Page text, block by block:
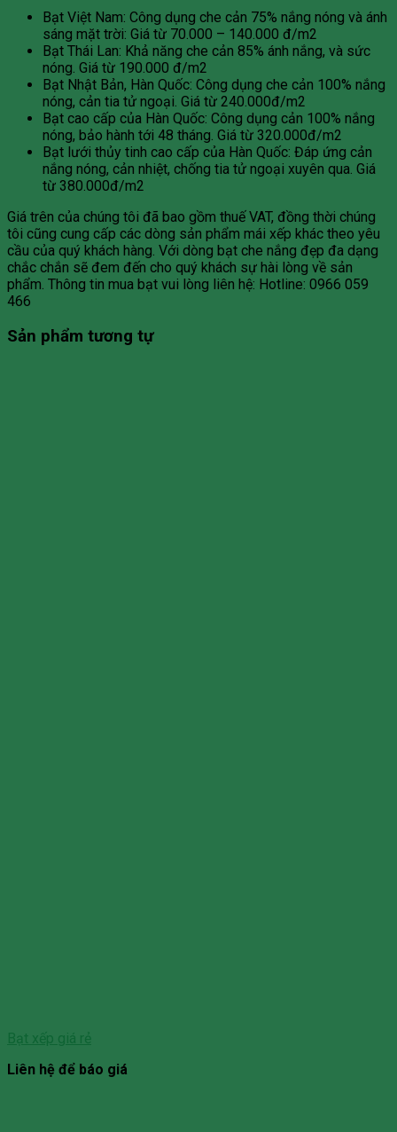
Bạt Việt Nam: Công dụng che cản 75% nắng nóng và ánh
sáng mặt trời: Giá từ 70.000 – 140.000 đ/m2
Bạt Thái Lan: Khả năng che cản 85% ánh nắng, và sức
nóng. Giá từ 190.000 đ/m2
Bạt Nhật Bản, Hàn Quốc: Công dụng che cản 100% nắng
nóng, cản tia tử ngoại. Giá từ 240.000đ/m2
Bạt cao cấp của Hàn Quốc: Công dụng cản 100% nắng
nóng, bảo hành tới 48 tháng. Giá từ 320.000đ/m2
Bạt lưới thủy tinh cao cấp của Hàn Quốc: Đáp ứng cản
nắng nóng, cản nhiệt, chống tia tử ngoại xuyên qua. Giá
từ 380.000đ/m2
Giá trên của chúng tôi đã bao gồm thuế VAT, đồng thời chúng
tôi cũng cung cấp các dòng sản phẩm mái xếp khác theo yêu
cầu của quý khách hàng. Với dòng bạt che nắng đẹp đa dạng
chắc chắn sẽ đem đến cho quý khách sự hài lòng về sản
phẩm. Thông tin mua bạt vui lòng liên hệ: Hotline: 0966 059
466
Sản phẩm tương tự
Bạt xếp giá rẻ
Liên hệ để báo giá